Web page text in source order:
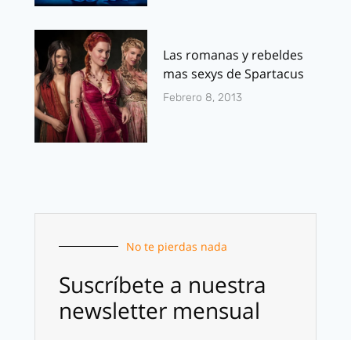
Las romanas y rebeldes
mas sexys de Spartacus
Febrero 8, 2013
No te pierdas nada
Suscríbete a nuestra
newsletter mensual